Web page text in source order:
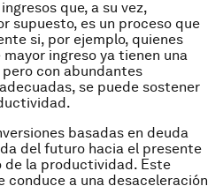
que, a su vez,
supuesto, es un proceso que
si, por ejemplo, quienes
ingreso ya tienen una
con abundantes
se puede sostener
basadas en deuda
del futuro hacia el presente
de la productividad. Este
conduce a una desaceleración